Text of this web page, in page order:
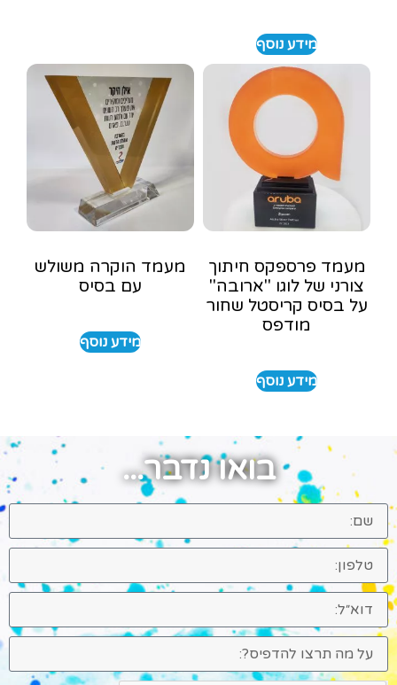
מידע נוסף
מעמד פרספקס חיתוך
צורני של לוגו "ארובה"
על בסיס קריסטל שחור
מודפס
מידע נוסף
מעמד הוקרה משולש
עם בסיס
מידע נוסף
בואו נדבר...